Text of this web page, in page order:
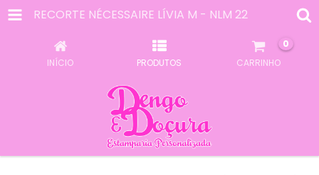
RECORTE NÉCESSAIRE LÍVIA M - NLM 22
INÍCIO PRODUTOS CARRINHO
0